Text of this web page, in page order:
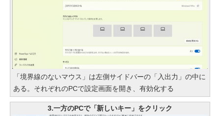
「境界線のないマウス」は左側サイドバーの「入出力」の中に
ある。それぞれのPCで設定画面を開き、有効化する
3.一方のPCで「新しいキー」をクリック